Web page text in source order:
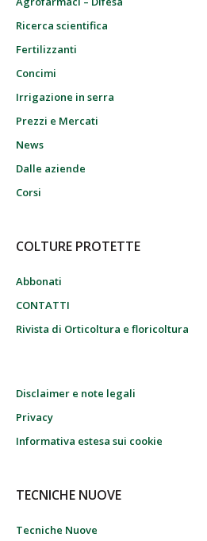
Ricerca scientifica
Fertilizzanti
Concimi
Irrigazione in serra
Prezzi e Mercati
News
Dalle aziende
Corsi
COLTURE PROTETTE
Abbonati
CONTATTI
Rivista di Orticoltura e floricoltura
Disclaimer e note legali
Privacy
Informativa estesa sui cookie
TECNICHE NUOVE
Tecniche Nuove